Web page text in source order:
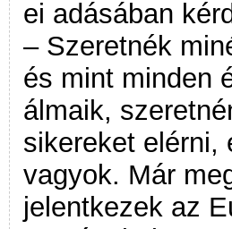
ei adásában
– Szeretnék
és mint minden
álmaik,
sikereket elérni,
vagyok. Már
jelentkezek az